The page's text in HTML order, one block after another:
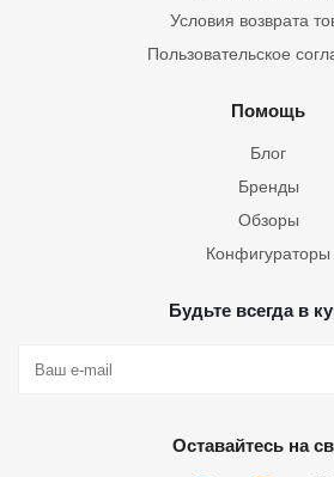
Условия возврата
Пользовательское
Помощь
Блог
Бренды
Обзоры
Конфигураторы
Будьте всегда в
Оставайтесь на